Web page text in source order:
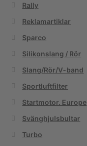
Rally
Reklamartiklar
Sparco
Silikonslang / Rör
Slang/Rör/V-band
Sportluftfilter
Startmotor. Europe
Svänghjulsbultar
Turbo